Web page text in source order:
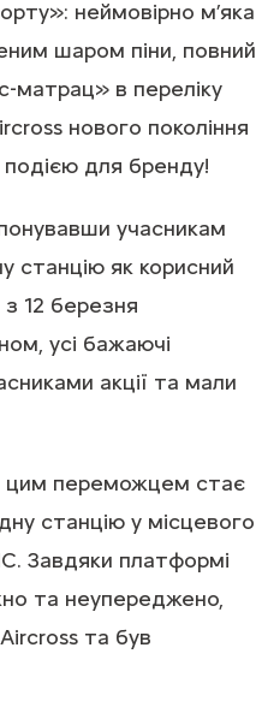
неймовірно м’яка
шаром піни, повний
матрац» в переліку
нового покоління
для бренду!
учасникам
станцію як корисний
12 березня
усі бажаючі
акції та мали
цим переможцем стає
станцію у місцевого
Завдяки платформі
та неупереджено,
та був